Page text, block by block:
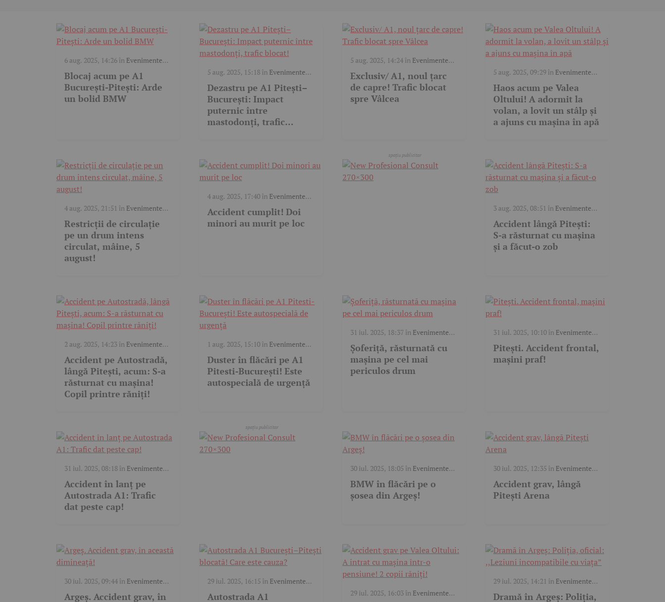
6 aug. 2025, 14:26 în Evenimente
trafic
Blocaj acum pe A1
București-Pitești: Arde
un bolid BMW
5 aug. 2025, 15:18 în Evenimente
trafic
Dezastru pe A1 Pitești–
București: Impact
puternic între
mastodonți, trafic
5 aug. 2025, 14:24 în Evenimente
trafic, Video
Exclusiv/ A1, noul țarc
de capre! Trafic blocat
spre Vâlcea
5 aug. 2025, 09:29 în Evenimente
trafic
Haos acum pe Valea
Oltului! A adormit la
volan, a lovit un stâlp și
a ajuns cu mașina în apă
4 aug. 2025, 21:51 în Evenimente
trafic
Restricții de circulație
pe un drum intens
circulat, mâine, 5
august!
4 aug. 2025, 17:40 în Evenimente
trafic
Accident cumplit! Doi
minori au murit pe loc
3 aug. 2025, 08:51 în Evenimente
trafic
Accident lângă Pitești:
S-a răsturnat cu mașina
și a făcut-o zob
2 aug. 2025, 14:23 în Evenimente
trafic
Accident pe Autostradă,
lângă Pitești, acum: S-a
răsturnat cu mașina!
Copil printre răniți!
1 aug. 2025, 15:10 în Evenimente
trafic
Video
Duster în flăcări pe A1
Pitesti-București! Este
autospecială de urgență
31 iul. 2025, 18:37 în Evenimente
trafic
Video
Șoferiță, răsturnată cu
mașina pe cel mai
periculos drum
31 iul. 2025, 10:10 în Evenimente
trafic
Video
Pitești. Accident frontal,
mașini praf!
31 iul. 2025, 08:18 în Evenimente
trafic
Accident în lanț pe
Autostrada A1: Trafic
dat peste cap!
30 iul. 2025, 18:05 în Evenimente
trafic,Video
BMW în flăcări pe o
șosea din Argeș!
30 iul. 2025, 12:35 în Evenimente
trafic , Video
Accident grav, lângă
Pitești Arena
30 iul. 2025, 09:44 în Evenimente
trafic
Argeș. Accident grav, în
29 iul. 2025, 16:15 în Evenimente
trafic
Autostrada A1
29 iul. 2025, 16:03 în Evenimente
29 iul. 2025, 14:21 în Evenimente
trafic
Dramă în Argeș: Poliția,